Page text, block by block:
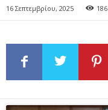
16 Σεπτεμβρίου, 2025 186